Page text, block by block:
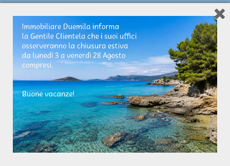
5 anni.
Solitamente il divieto di concorrenza viene
applicato anche quando non esiste una
clausola ad hoc nel contratto di cessione di
pacchetti azionari che vanno a modificare
la proprietà dell’azienda.
CLAUSOLE DI GESTIONE
L’obiettivo delle clausole di gestione è il
mantenimento della consistenza
patrimoniale dell’azienda durante tutto il
periodo compreso tra la chiusura del
contratto preliminare di cessione delle quote
societarie ed il closing.